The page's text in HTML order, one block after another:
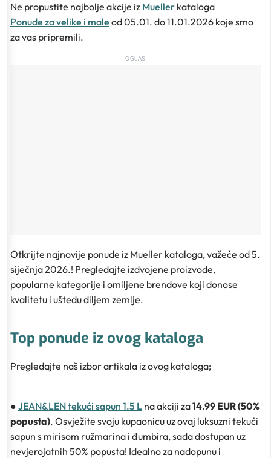
Ne propustite najbolje akcije iz Mueller kataloga
Ponude za velike i male od 05.01. do 11.01.2026 koje smo
za vas pripremili.
OGLAS
Otkrijte najnovije ponude iz Mueller kataloga, važeće od 5.
siječnja 2026.! Pregledajte izdvojene proizvode,
popularne kategorije i omiljene brendove koji donose
kvalitetu i uštedu diljem zemlje.
Top ponude iz ovog kataloga
Pregledajte naš izbor artikala iz ovog kataloga;
● JEAN&LEN tekući sapun 1.5 L na akciji za14.99 EUR (50%
popusta). Osvježite svoju kupaonicu uz ovaj luksuzni tekući
sapun s mirisom ružmarina i đumbira, sada dostupan uz
nevjerojatnih 50% popusta! Idealno za nadopunu i